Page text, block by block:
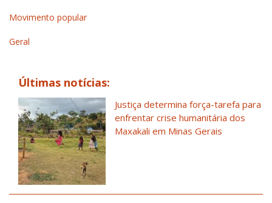
Movimento popular
Geral
Últimas notícias:
Justiça determina força-tarefa para
enfrentar crise humanitária dos
Maxakali em Minas Gerais